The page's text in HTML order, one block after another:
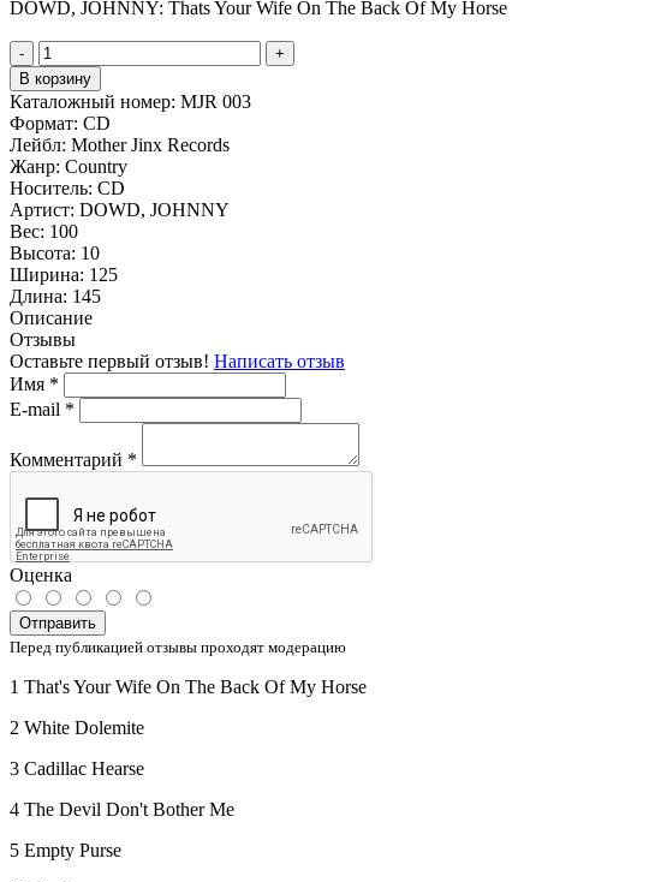
DOWD, JOHNNY: Thats Your Wife On The Back Of My Horse
-
+
В корзину
Каталожный номер: MJR 003
Формат: CD
Лейбл: Mother Jinx Records
Жанр: Country
Носитель: CD
Артист: DOWD, JOHNNY
Вес: 100
Высота: 10
Ширина: 125
Длина: 145
Описание
Отзывы
Оставьте первый отзыв! Написать отзыв
Имя *
E-mail *
Комментарий *
Оценка
Отправить
Перед публикацией отзывы проходят модерацию
1 That's Your Wife On The Back Of My Horse
2 White Dolemite
3 Cadillac Hearse
4 The Devil Don't Bother Me
5 Empty Purse